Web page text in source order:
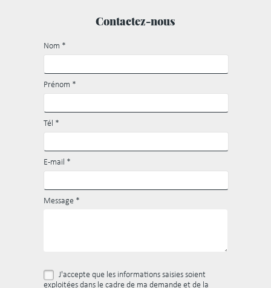
Contactez-nous
Nom *
Prénom *
Tél *
E-mail *
Message *
J'accepte que les informations saisies soient
exploitées dans le cadre de ma demande et de la